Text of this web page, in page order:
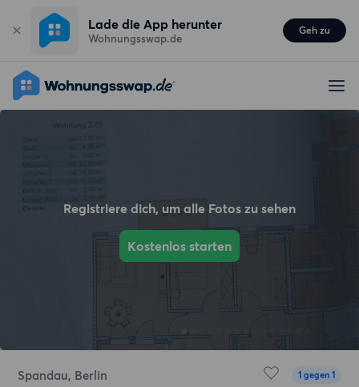
Lade die App herunter
Wohnungsswap.de
Geh zu
Registriere dich, um alle Fotos zu sehen
Kostenlos starten
Spandau, Berlin 1 gegen 1